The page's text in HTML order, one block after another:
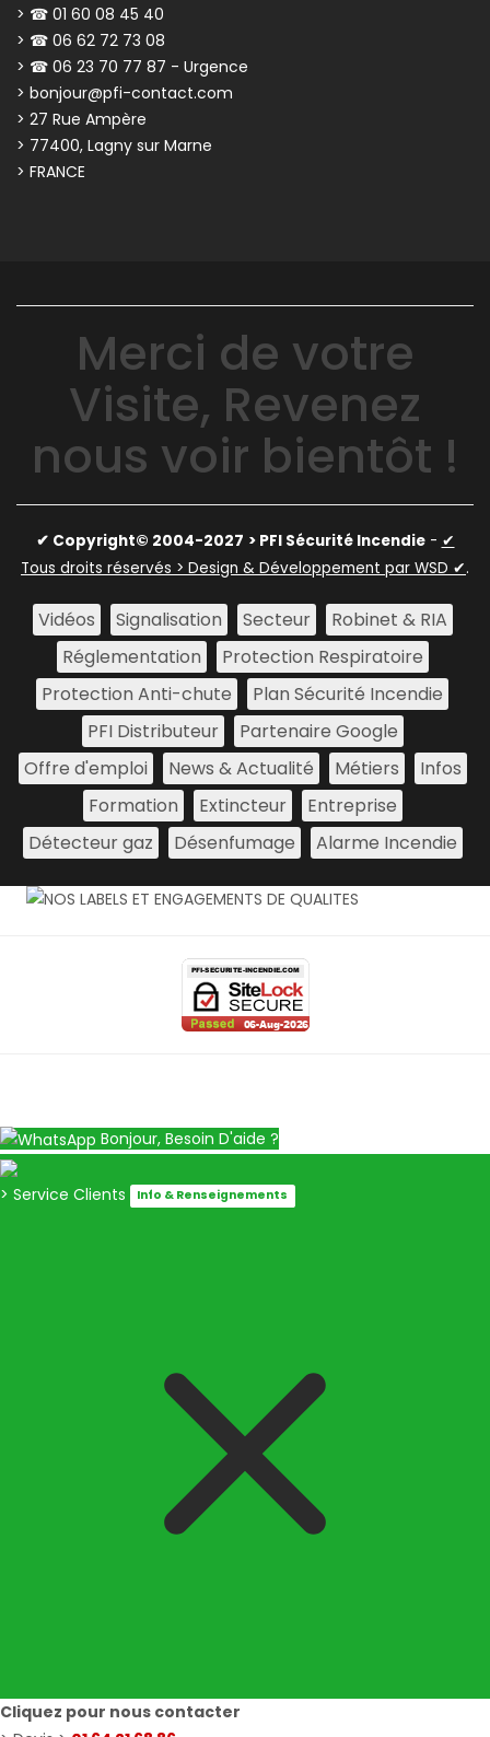
> ☎ 01 60 08 45 40
> ☎ 06 62 72 73 08
> ☎ 06 23 70 77 87 - Urgence
> bonjour@pfi-contact.com
> 27 Rue Ampère
> 77400, Lagny sur Marne
> FRANCE
Merci de votre
Visite, Revenez
nous voir bientôt !
✔ Copyright© 2004-2027 > PFI Sécurité Incendie- ✔
Tous droits réservés > Design & Développement par WSD ✔.
Vidéos Signalisation Secteur
Robinet & RIA
Réglementation
Protection Respiratoire
Protection Anti-chute
Plan Sécurité Incendie
PFI Distributeur
Partenaire Google
Offre d'emploi
News & Actualité Métiers
Infos
Formation
Extincteur
Entreprise
Détecteur gaz
Désenfumage Alarme Incendie
Bonjour, Besoin D'aide ?
> Service Clients Info & Renseignements
Cliquez pour nous contacter